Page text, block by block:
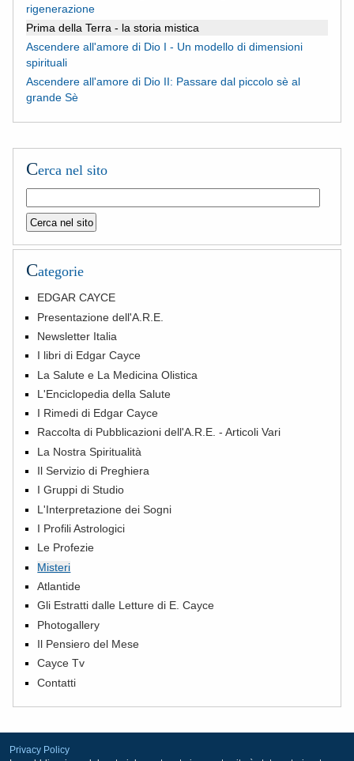
rigenerazione
Prima della Terra - la storia mistica
Ascendere all'amore di Dio I - Un modello di dimensioni
spirituali
Ascendere all'amore di Dio II: Passare dal piccolo sè al
grande Sè
Cerca nel sito
Categorie
EDGAR CAYCE
Presentazione dell'A.R.E.
Newsletter Italia
I libri di Edgar Cayce
La Salute e La Medicina Olistica
L'Enciclopedia della Salute
I Rimedi di Edgar Cayce
Raccolta di Pubblicazioni dell'A.R.E. - Articoli Vari
La Nostra Spiritualità
Il Servizio di Preghiera
I Gruppi di Studio
L'Interpretazione dei Sogni
I Profili Astrologici
Le Profezie
Misteri
Atlantide
Gli Estratti dalle Letture di E. Cayce
Photogallery
Il Pensiero del Mese
Cayce Tv
Contatti
Privacy Policy